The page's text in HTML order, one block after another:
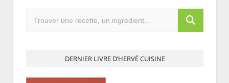
DERNIER LIVRE D’HERVÉ CUISINE